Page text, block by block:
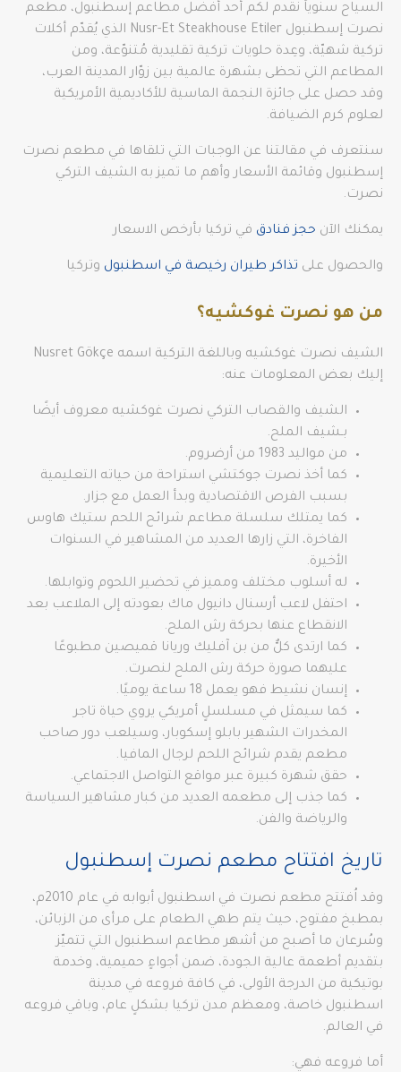
السياح سنوياَ نقدم لكم أحد أفضل مطاعم إسطنبول، مطعم
نصرت إسطنبول Nusr-Et Steakhouse Etiler الذي يُقدّم أكلات
تركية شهيّة، وعِدة حلويات تركية تقليدية مُتنوّعة، ومن
المطاعم التي تحظى بشهرة عالمية بين زوّار المدينة العرب،
وقد حصل على جائزة النجمة الماسية للأكاديمية الأمريكية
لعلوم كرم الضيافة.
سنتعرف في مقالتنا عن الوجبات التي تلقاها في مطعم نصرت
إسطنبول وقائمة الأسعار وأهم ما تميز به الشيف التركي
نصرت.
يمكنك الآن حجز فنادق في تركيا بأرخص الاسعار
والحصول على تذاكر طيران رخيصة في اسطنبول وتركيا
من هو نصرت غوكشيه؟
الشيف نصرت غوكشيه وباللغة التركية اسمه Nusret Gökçe
إليك بعض المعلومات عنه:
الشيف والقصاب التركي نصرت غوكشيه معروف أيضًا
بـشيف الملح.
من مواليد 1983 من أرضروم.
كما أخذ نصرت جوكتشي استراحة من حياته التعليمية
بسبب الفرص الاقتصادية وبدأ العمل مع جزار.
كما يمتلك سلسلة مطاعم شرائح اللحم ستيك هاوس
الفاخرة، التي زارها العديد من المشاهير في السنوات
الأخيرة.
له أسلوب مختلف ومميز في تحضير اللحوم وتوابلها.
احتفل لاعب أرسنال دانيول ماك بعودته إلى الملاعب بعد
الانقطاع عنها بحركة رش الملح.
كما ارتدى كلٌّ من بن آفليك وريانا قميصين مطبوعًا
عليهما صورة حركة رش الملح لنصرت.
إنسان نشيط فهو يعمل 18 ساعة يوميًا.
كما سيمثل في مسلسلٍ أمريكي يروي حياة تاجر
المخدرات الشهير بابلو إسكوبار، وسيلعب دور صاحب
مطعم يقدم شرائح اللحم لرجال المافيا.
حقق شهرة كبيرة عبر مواقع التواصل الاجتماعي.
كما جذب إلى مطعمه العديد من كبار مشاهير السياسة
والرياضة والفن.
تاريخ افتتاح مطعم نصرت إسطنبول
وقد اُفتتح مطعم نصرت في اسطنبول أبوابه في عام 2010م،
بمطبخ مفتوح، حيث يتم طهي الطعام على مرأى من الزبائن،
وسُرعان ما أصبح من أشهر مطاعم اسطنبول التي تتميّز
بتقديم أطعمة عالية الجودة، ضمن أجواءٍ حميمية، وخدمة
بوتيكية من الدرجة الأولى، في كافة فروعه في مدينة
اسطنبول خاصة، ومعظم مدن تركيا بشكلٍ عام، وباقي فروعه
في العالم.
أما فروعه فهي: